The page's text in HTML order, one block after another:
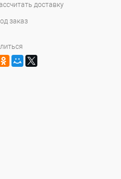
доставку
заказ